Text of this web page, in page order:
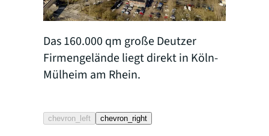
Das 160.000 qm große Deutzer
Firmengelände liegt direkt in Köln-
Mülheim am Rhein.
chevron_left chevron_right